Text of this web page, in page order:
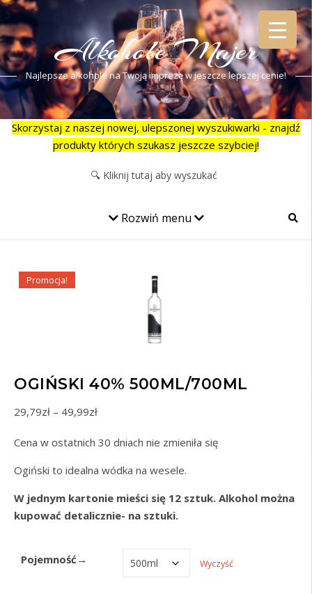
Alkohole Majer
Najlepsze alkohole na Twoją imprezę w jeszcze lepszej cenie!
Skorzystaj z naszej nowej, ulepszonej wyszukiwarki - znajdź
produkty których szukasz jeszcze szybciej!
Rozwiń menu
Promocja!
OGIŃSKI 40% 500ML/700ML
29,79zł – 49,99złZakres cen: od 29,79zł do 49,99zł
Cena w ostatnich 30 dniach nie zmieniła się
Ogiński to idealna wódka na wesele.
W jednym kartonie mieści się 12 sztuk. Alkohol można
kupować detalicznie- na sztuki.
Pojemność→ Wyczyść